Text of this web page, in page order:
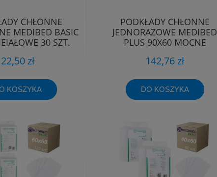
CHŁONNE
MEDIBED BASIC
30 SZT.
22,50 zł
KOSZYKA
PODKŁADY CHŁONNE
JEDNORAZOWE MEDIBED
PLUS 90X60 MOCNE
142,76 zł
DO KOSZYKA